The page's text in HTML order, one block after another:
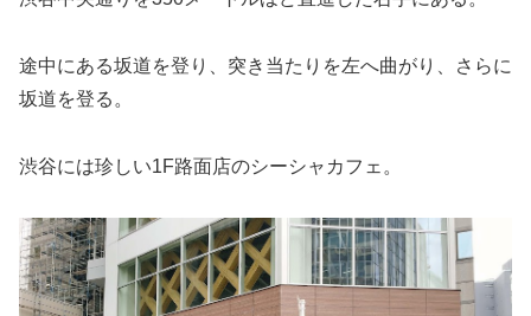
途中にある坂道を登り、突き当たりを左へ曲がり、さらに
坂道を登る。
渋谷には珍しい1F路面店のシーシャカフェ。